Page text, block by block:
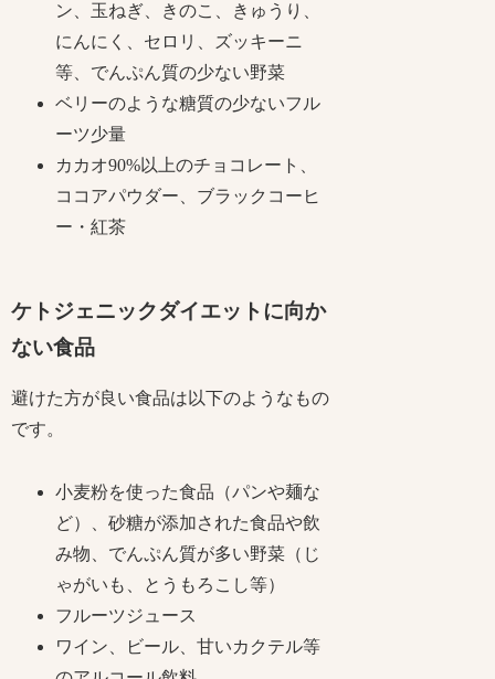
ン、玉ねぎ、きのこ、きゅうり、
にんにく、セロリ、ズッキーニ
等、でんぷん質の少ない野菜
ベリーのような糖質の少ないフル
ーツ少量
カカオ90%以上のチョコレート、
ココアパウダー、ブラックコーヒ
ー・紅茶
ケトジェニックダイエットに向か
ない食品
避けた方が良い食品は以下のようなもの
です。
小麦粉を使った食品（パンや麺な
ど）、砂糖が添加された食品や飲
み物、でんぷん質が多い野菜（じ
ゃがいも、とうもろこし等）
フルーツジュース
ワイン、ビール、甘いカクテル等